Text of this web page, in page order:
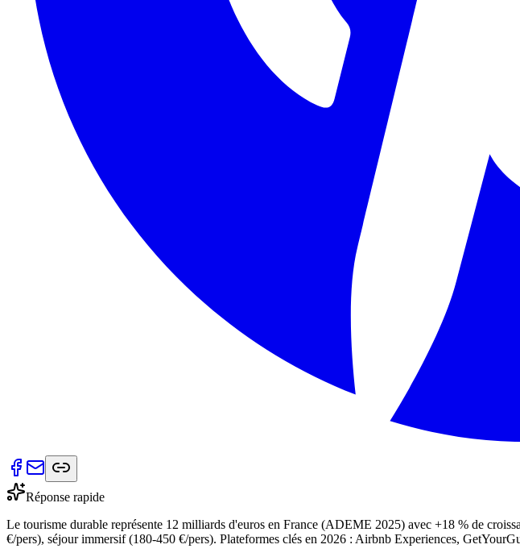
Réponse rapide
Le tourisme durable représente 12 milliards d'euros en France (ADEME 2025) avec +18 % de
€/pers), séjour immersif (180-450 €/pers). Plateformes clés en 2026 : Airbnb Experiences,